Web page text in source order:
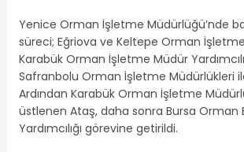
Yenice Orman İşletme Müdürlüğü’nde
süreci; Eğriova ve Keltepe Orman
Karabük Orman İşletme Müdür
Safranbolu Orman İşletme Müdürlükleri
Ardından Karabük Orman İşletme
üstlenen Ataş, daha sonra Bursa Orman
Yardımcılığı görevine getirildi.